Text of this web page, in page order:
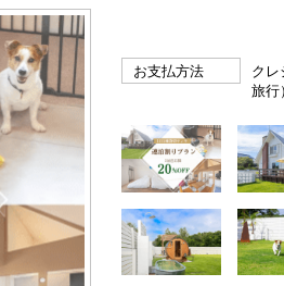
お支払方法
ク
旅行